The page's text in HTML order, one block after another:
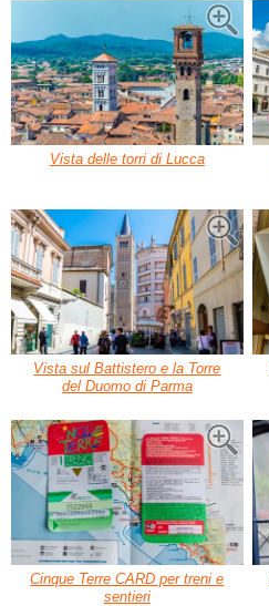
Vista delle torri di Lucca
Vista sul Battistero e la Torre
del Duomo di Parma
Cinque Terre CARD per treni e
sentieri